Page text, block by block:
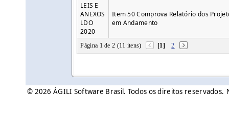
LEIS E
ANEXOS
LDO
2020
Item 50 Comprova Relatório dos
em Andamento
Página 1 de 2 (11 itens) [1] 2
© 2026 ÁGILI Software Brasil. Todos os direitos reservados.